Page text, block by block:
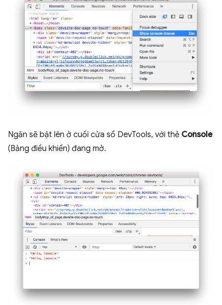
Ngăn sẽ bật lên ở cuối cửa sổ DevTools, với thẻ Console
(Bảng điều khiển) đang mở.